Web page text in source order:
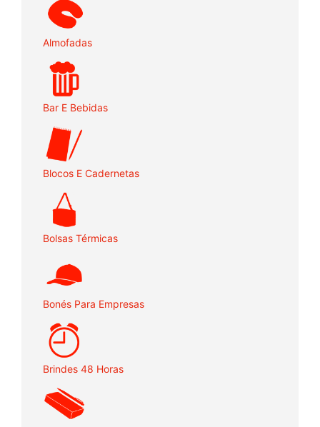
Almofadas
Bar E Bebidas
Blocos E Cadernetas
Bolsas Térmicas
Bonés Para Empresas
Brindes 48 Horas